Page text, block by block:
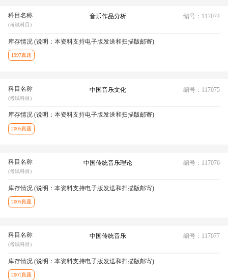
科目名称
(考试科目)
音乐作品分析 编号：117074
库存情况 (说明：本资料支持电子版发送和扫描版邮寄)
1997真题
科目名称
(考试科目)
中国音乐文化 编号：117075
库存情况 (说明：本资料支持电子版发送和扫描版邮寄)
2005真题
科目名称
(考试科目)
中国传统音乐理论 编号：117076
库存情况 (说明：本资料支持电子版发送和扫描版邮寄)
2005真题
科目名称
(考试科目)
中国传统音乐 编号：117077
库存情况 (说明：本资料支持电子版发送和扫描版邮寄)
2001真题